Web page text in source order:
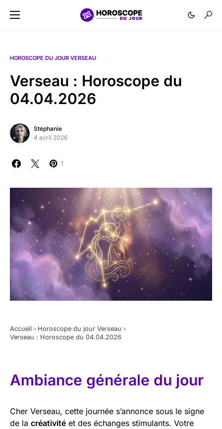
HOROSCOPE DU JOUR VERSEAU
Verseau : Horoscope du
04.04.2026
Stéphanie
4 avril 2026
1
Accueil > Horoscope du jour Verseau >
Verseau : Horoscope du 04.04.2026
Ambiance générale du jour
Cher Verseau, cette journée s’annonce sous le signe
de la créativité et des échanges stimulants. Votre